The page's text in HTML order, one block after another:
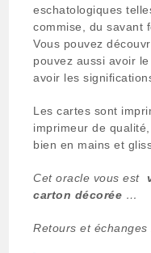
eschatologiques
commise, du savant
Vous pouvez
pouvez aussi avoir
avoir les
Les cartes sont
imprimeur de
bien en mains et
Cet oracle vous est
carton décorée …
Retours et échanges